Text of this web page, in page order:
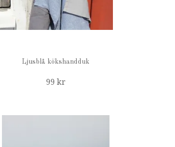
Ljusblå kökshandduk
99 kr